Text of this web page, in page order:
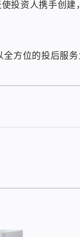
投资人携手创
方位的投后服